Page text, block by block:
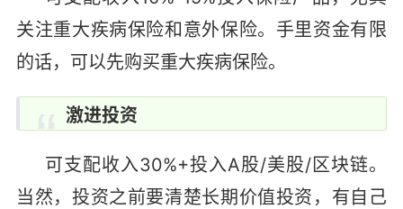
关注重大疾病保险和意外保险。手里资金有限
的话，可以先购买重大疾病保险。
激进投资
可支配收入30%+投入A股/美股/区块链。
当然，投资之前要清楚长期价值投资，有自己